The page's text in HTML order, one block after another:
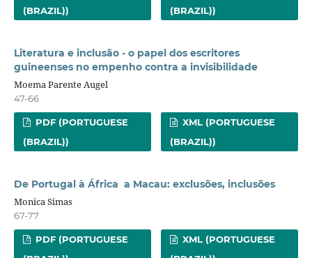
(BRAZIL))
(BRAZIL))
Literatura e inclusão - o papel dos escritores
guineenses no empenho contra a invisibilidade
Moema Parente Augel
47-66
PDF (PORTUGUESE
(BRAZIL))
XML (PORTUGUESE
(BRAZIL))
De Portugal à África a Macau: exclusões, inclusões
Monica Simas
67-77
PDF (PORTUGUESE
XML (PORTUGUESE